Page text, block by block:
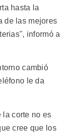
hasta la
de las mejores
informó a
cambió
le da
la corte no es
cree que los